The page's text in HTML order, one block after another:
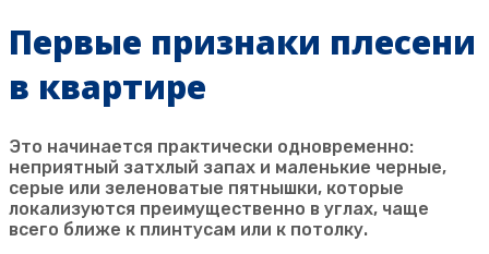
Первые признаки плесени
в квартире
Это начинается практически одновременно:
неприятный затхлый запах и маленькие черные,
серые или зеленоватые пятнышки, которые
локализуются преимущественно в углах, чаще
всего ближе к плинтусам или к потолку.